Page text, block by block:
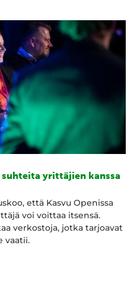
yrittäjien kanssa
että Kasvu Openissa
voi voittaa itsensä.
verkostoja, jotka tarjoavat
vaatii.